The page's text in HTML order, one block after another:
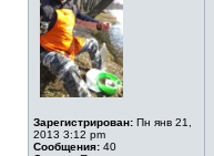
Зарегистрирован: Пн янв 21,
2013 3:12 pm
Сообщения: 40